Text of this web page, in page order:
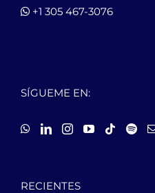
+1 305 467-3076
SÍGUEME EN:
RECIENTES